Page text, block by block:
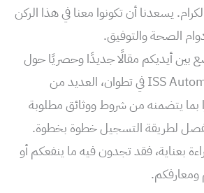
يسعدنا أن تكونوا معنا في هذا الركن
الصحة والتوفيق.
بين أيديكم مقالًا جديدًا وحصريًا حول
توظف شركة ISS Automotive في تطوان، العديد من
بما يتضمنه من شروط ووثائق مطلوبة
لطريقة التسجيل خطوة بخطوة.
بعناية، فقد تجدون فيه ما ينفعكم أو
ومعارفكم.